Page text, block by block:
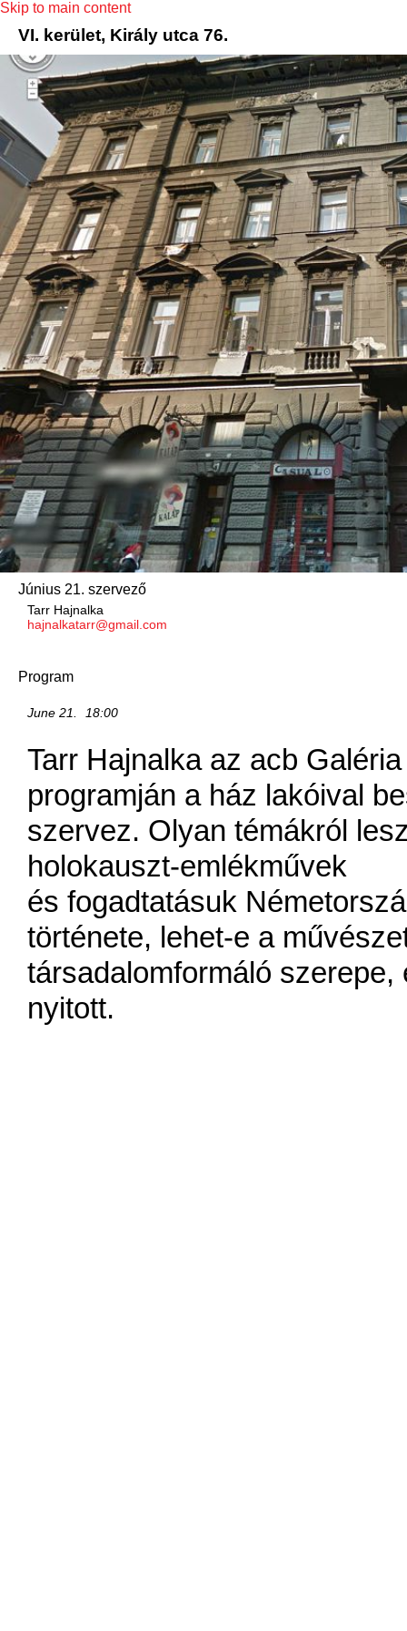
Skip to main content
VI. kerület, Király utca 76.
Június 21. szervező
Tarr Hajnalka
hajnalkatarr@gmail.com
Program
June 21. 18:00
Tarr Hajnalka az acb
programján a ház lakóival
szervez. Olyan témákról
holokauszt-emlékművek
és fogadtatásuk
története, lehet-e a
társadalomformáló
nyitott.